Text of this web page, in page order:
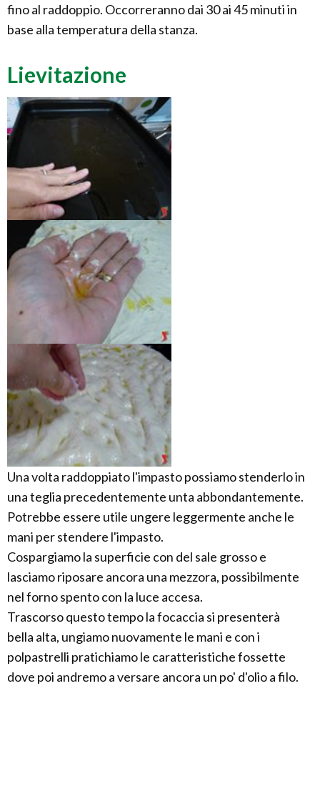
fino al raddoppio. Occorreranno dai 30 ai 45 minuti in
base alla temperatura della stanza.
Lievitazione
Una volta raddoppiato l'impasto possiamo stenderlo in
una teglia precedentemente unta abbondantemente.
Potrebbe essere utile ungere leggermente anche le
mani per stendere l'impasto.
Cospargiamo la superficie con del sale grosso e
lasciamo riposare ancora una mezzora, possibilmente
nel forno spento con la luce accesa.
Trascorso questo tempo la focaccia si presenterà
bella alta, ungiamo nuovamente le mani e con i
polpastrelli pratichiamo le caratteristiche fossette
dove poi andremo a versare ancora un po' d'olio a filo.